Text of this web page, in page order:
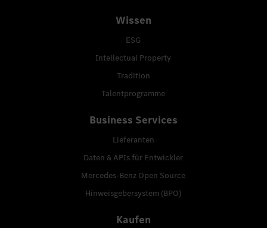
Wissen
ESG
Intellectual Property
Tradition
Talentprogramme
Business Services
Lieferanten
Daten & APIs für Entwickler
Mercedes-Benz Open Source
Hinweisgebersystem (BPO)
Kaufen